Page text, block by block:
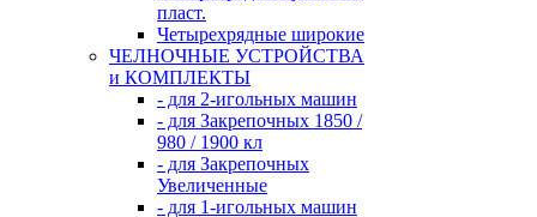
пласт.
Четырехрядные широкие
ЧЕЛНОЧНЫЕ УСТРОЙСТВА
и КОМПЛЕКТЫ
- для 2-игольных машин
- для Закрепочных 1850 /
980 / 1900 кл
- для Закрепочных
Увеличенные
- для 1-игольных машин